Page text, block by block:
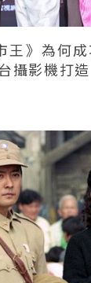
王》為何
攝影機打